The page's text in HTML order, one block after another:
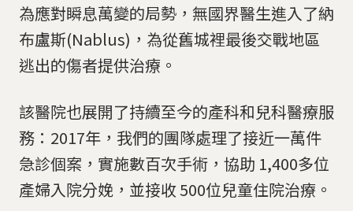
為應對瞬息萬變的局勢，無國界醫生進入了納
布盧斯(Nablus)，為從舊城裡最後交戰地區
逃出的傷者提供治療。
該醫院也展開了持續至今的產科和兒科醫療服
務：2017年，我們的團隊處理了接近一萬件
急診個案，實施數百次手術，協助 1,400多位
產婦入院分娩，並接收 500位兒童住院治療。